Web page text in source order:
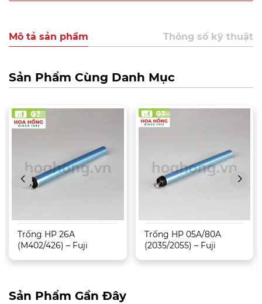
Mô tả sản phẩm Thông số kỹ thuật
Sản Phẩm Cùng Danh Mục
Trống HP 26A
(M402/426) – Fuji
Trống HP 05A/80A
(2035/2055) – Fuji
Sản Phẩm Gần Đây